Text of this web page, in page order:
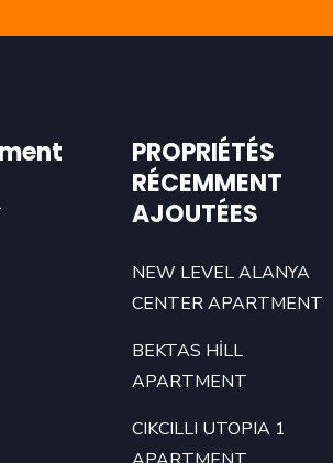
PROPRIÉTÉS
RÉCEMMENT
AJOUTÉES
NEW LEVEL ALANYA
CENTER APARTMENT
BEKTAS HİLL
APARTMENT
CIKCILLI UTOPIA 1